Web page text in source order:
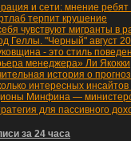
терпит крушение
менеджера» Ли Якокки
за 24 часа